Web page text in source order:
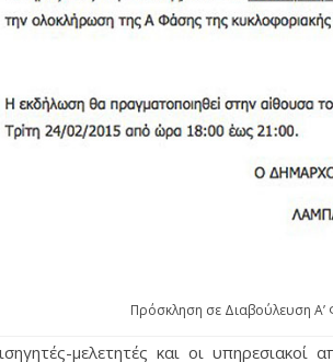
Πρόσκληση σε Διαβούλευση
μελετητές και οι